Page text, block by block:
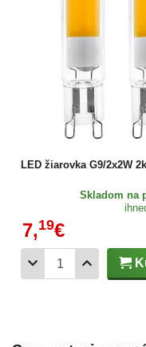
LED žiarovka G9/2x2W
Skladom na
7,19€